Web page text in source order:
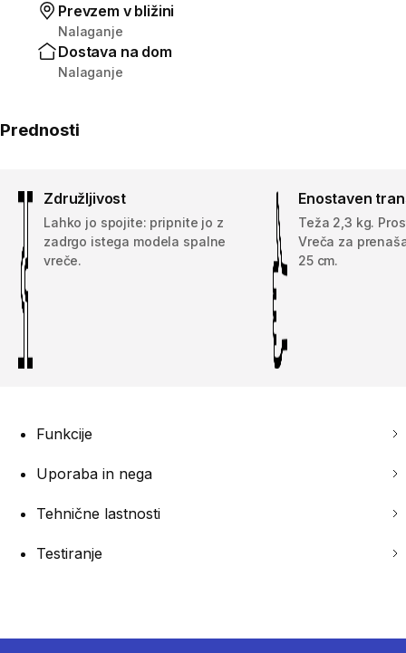
Prevzem v bližini
Nalaganje
Dostava na dom
Nalaganje
Prednosti
Združljivost
Lahko jo spojite: pripnite jo z
zadrgo istega modela spalne
vreče.
Enostaven
Teža 2,3 kg.
Vreča za
25 cm.
Funkcije
Uporaba in nega
Tehnične lastnosti
Testiranje